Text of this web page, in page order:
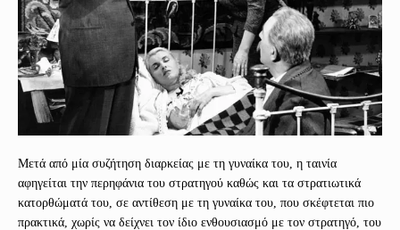
Μετά από μία συζήτηση διαρκείας με τη γυναίκα του, η ταινία
αφηγείται την περηφάνια του στρατηγού καθώς και τα στρατιωτικά
κατορθώματά του, σε αντίθεση με τη γυναίκα του, που σκέφτεται πιο
πρακτικά, χωρίς να δείχνει τον ίδιο ενθουσιασμό με τον στρατηγό, του